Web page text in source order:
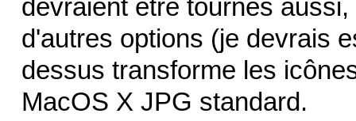
devraient être tournés
d'autres options (je devrais
dessus transforme les
MacOS X JPG standard.